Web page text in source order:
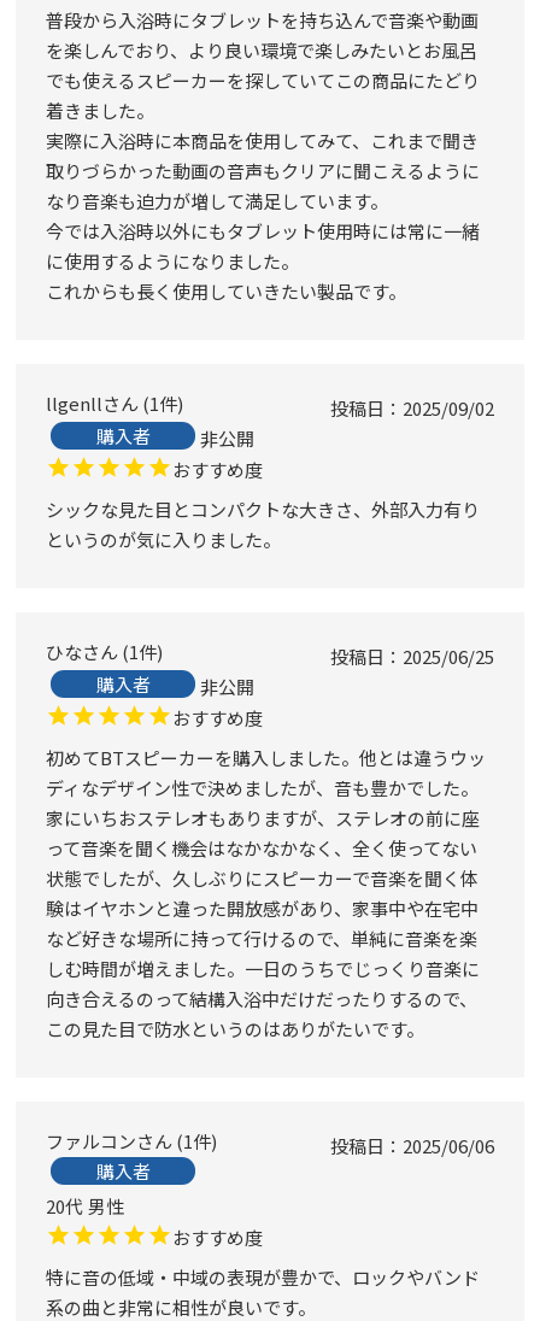
普段から入浴時にタブレットを持ち込んで音楽や動画
を楽しんでおり、より良い環境で楽しみたいとお風呂
でも使えるスピーカーを探していてこの商品にたどり
着きました。
実際に入浴時に本商品を使用してみて、これまで聞き
取りづらかった動画の音声もクリアに聞こえるように
なり音楽も迫力が増して満足しています。
今では入浴時以外にもタブレット使用時には常に一緒
に使用するようになりました。
これからも長く使用していきたい製品です。
llgenll 1件
購入者
非公開
投稿日 2025/09/02
おすすめ度
シックな見た目とコンパクトな大きさ、外部入力有り
というのが気に入りました。
ひな 1件
購入者
非公開
投稿日 2025/06/25
おすすめ度
初めてBTスピーカーを購入しました。他とは違うウッ
ディなデザイン性で決めましたが、音も豊かでした。
家にいちおステレオもありますが、ステレオの前に座
って音楽を聞く機会はなかなかなく、全く使ってない
状態でしたが、久しぶりにスピーカーで音楽を聞く体
験はイヤホンと違った開放感があり、家事中や在宅中
など好きな場所に持って行けるので、単純に音楽を楽
しむ時間が増えました。一日のうちでじっくり音楽に
向き合えるのって結構入浴中だけだったりするので、
この見た目で防水というのはありがたいです。
ファルコン 1件
購入者
20代 男性
投稿日 2025/06/06
おすすめ度
特に音の低域・中域の表現が豊かで、ロックやバンド
系の曲と非常に相性が良いです。